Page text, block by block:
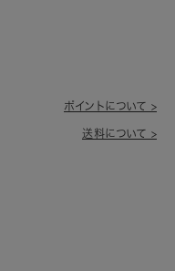
ポイントについて >
送料について >